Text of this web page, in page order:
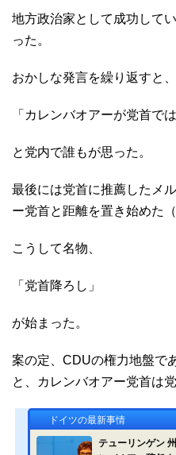
地方政治家として成功して
った。
おかしな発言を繰り返すと、
「カレンバオアーが党首で
と党内で誰もが思った。
最後には党首に推薦したメ
ー党首と距離を置き始めた（
こうして名物、
「党首降ろし」
が始まった。
案の定、CDUの権力地盤で
と、カレンバオアー党首は
ドイツの最新事情
テューリンゲン